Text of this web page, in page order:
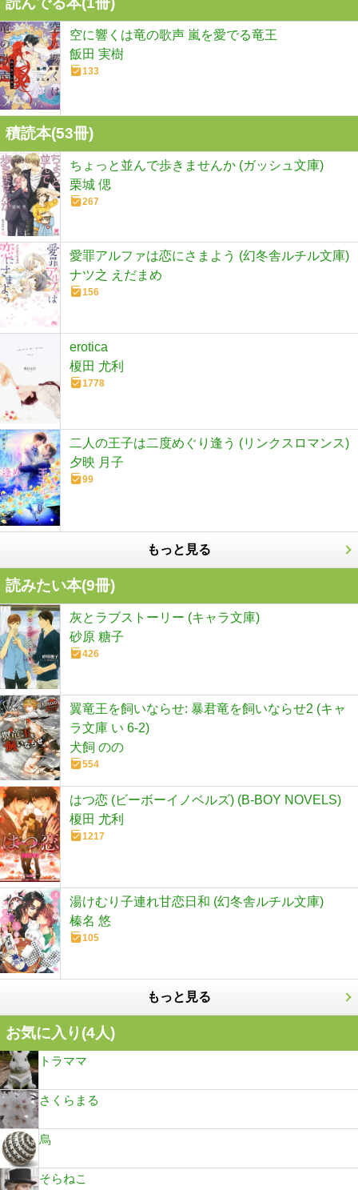
空に響くは竜の歌声 嵐を愛でる竜王
飯田 実樹
133
積読本(53冊)
ちょっと並んで歩きませんか (ガッシュ文庫)
栗城 偲
267
愛罪アルファは恋にさまよう (幻冬舎ルチル文庫)
ナツ之 えだまめ
156
erotica
榎田 尤利
1778
二人の王子は二度めぐり逢う (リンクスロマンス)
夕映 月子
99
もっと見る
読みたい本(9冊)
灰とラブストーリー (キャラ文庫)
砂原 糖子
426
翼竜王を飼いならせ: 暴君竜を飼いならせ2 (キャ
ラ文庫 い 6-2)
犬飼 のの
554
はつ恋 (ビーボーイノベルズ) (B-BOY NOVELS)
榎田 尤利
1217
湯けむり子連れ甘恋日和 (幻冬舎ルチル文庫)
榛名 悠
105
もっと見る
お気に入り(4人)
トラママ
さくらまる
烏
そらねこ